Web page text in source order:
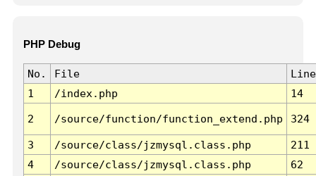
PHP Debug
No. File
Line
1
/index.php 14
2 /source/function/function_extend.php 324
3 /source/class/jzmysql.class.php
211
4
/source/class/jzmysql.class.php
62